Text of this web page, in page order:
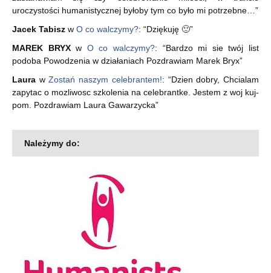
uroczystości humanistycznej byłoby tym co było mi potrzebne…”
Jacek Tabisz w O co walczymy?: “Dziękuję 🙂”
MAREK BRYXw O co walczymy?: “Bardzo mi sie twój list
podoba Powodzenia w działaniach Pozdrawiam Marek Bryx”
Laura wZostań naszym celebrantem!: “Dzien dobry, Chcialam
zapytac o mozliwosc szkolenia na celebrantke. Jestem z woj kuj-
pom. Pozdrawiam Laura Gawarzycka”
Należymy do: